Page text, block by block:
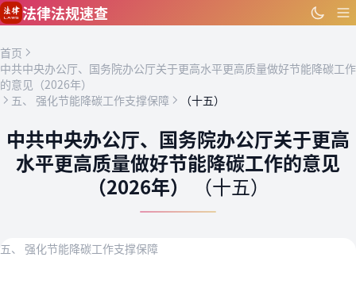
跳到主要内容
法律法规速查
首页
中共中央办公厅、国务院办公厅关于更高水平更高质量做好节能降碳工作
的意见（2026年）
五、 强化节能降碳工作支撑保障
（十五）
中共中央办公厅、国务院办公厅关于更高
水平更高质量做好节能降碳工作的意见
（2026年）
（十五）
五、 强化节能降碳工作支撑保障